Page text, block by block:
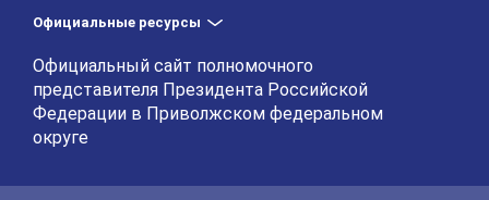
Официальные ресурсы
Официальный сайт полномочного
представителя Президента Российской
Федерации в Приволжском федеральном
округе